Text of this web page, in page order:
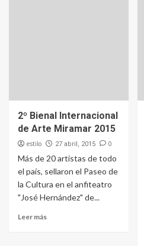
2º Bienal Internacional
de Arte Miramar 2015
estilo 27 abril, 2015 0
Más de 20 artistas de todo
el país, sellaron el Paseo de
la Cultura en el anfiteatro
"José Hernández" de...
Leer más